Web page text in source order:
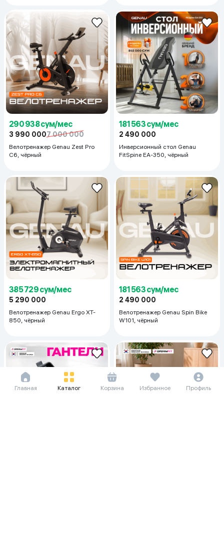
290 938 сум/мес
3 990 0007 000 000
Велотренажер Genau Zest Pro
C6, чёрный
181 563 сум/мес
2 490 000
Инверсионный стол Genau
FitSpine EA-350, чёрный
385 729 сум/мес
5 290 000
Велотренажер Genau Ergo XT-
850, чёрный
181 563 сум/мес
2 490 000
Велотренажер Genau Spin Bike
W101, чёрный
Главная Каталог Корзина Избранное Профиль